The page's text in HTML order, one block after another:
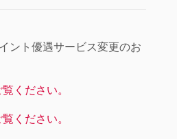
ント優遇サービス変更のお
ください。
ください。